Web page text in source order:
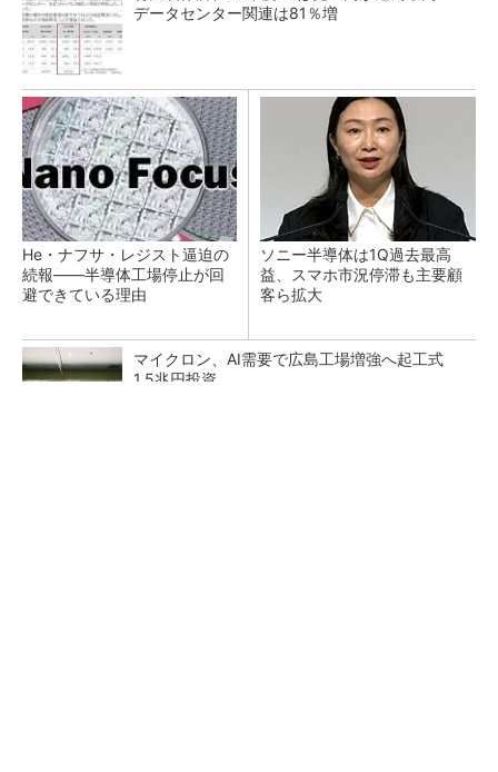
データセンター関連は81％増
He・ナフサ・レジスト逼迫の
続報――半導体工場停止が回
避できている理由
ソニー半導体は1Q過去最高
益、スマホ市況停滞も主要顧
客ら拡大
マイクロン、AI需要で広島工場増強へ起工式
1.5兆円投資